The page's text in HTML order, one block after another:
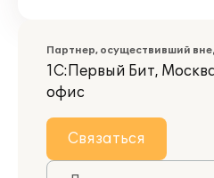
Партнер, осуществивший
1С:Первый Бит,
офис
Связаться